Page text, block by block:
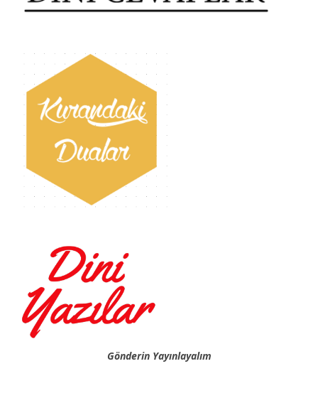
Gönderin Yayınlayalım